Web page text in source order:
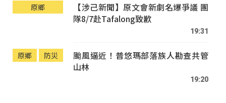
原鄉
【涉己新聞】原文會新劇名爆爭議 團
隊8/7赴Tafalong致歉
19:31
原鄉 防災
颱風逼近！普悠瑪部落族人勘查共管
山林
19:20